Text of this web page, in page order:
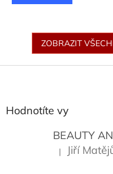
ZOBRAZIT
Hodnotíte vy
BEAUTY
Hodnocení
| Jiří